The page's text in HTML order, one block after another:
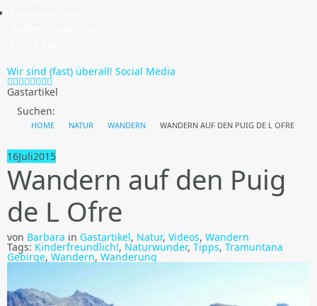
Wir sind (fast) überall! Social Media
Gastartikel
Suchen:
HOME NATUR WANDERN WANDERN AUF DEN PUIG DE L OFRE
16Juli2015
Wandern auf den Puig
de L Ofre
von Barbara in Gastartikel, Natur, Videos, Wandern
Tags: Kinderfreundlich!, Naturwunder, Tipps, Tramuntana
Gebirge, Wandern, Wanderung